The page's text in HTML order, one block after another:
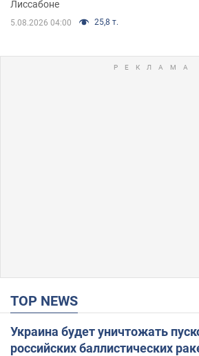
Лиссабоне
5.08.2026 04:00 25,8 т.
TOP NEWS
Украина будет уничтожать
российских баллистических